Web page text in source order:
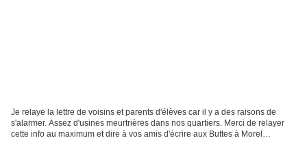
Je relaye la lettre de voisins et parents d'élèves car il y a des raisons de
s'alarmer. Assez d'usines meurtrières dans nos quartiers. Merci de relayer
cette info au maximum et dire à vos amis d'écrire aux Buttes à Morel